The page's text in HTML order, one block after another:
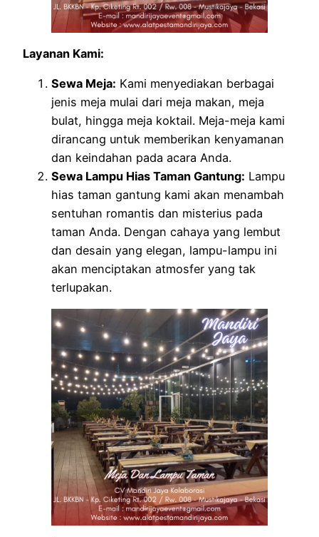
Layanan Kami:
Sewa Meja: Kami menyediakan berbagai
jenis meja mulai dari meja makan, meja
bulat, hingga meja koktail. Meja-meja kami
dirancang untuk memberikan kenyamanan
dan keindahan pada acara Anda.
Sewa Lampu Hias Taman Gantung: Lampu
hias taman gantung kami akan menambah
sentuhan romantis dan misterius pada
taman Anda. Dengan cahaya yang lembut
dan desain yang elegan, lampu-lampu ini
akan menciptakan atmosfer yang tak
terlupakan.